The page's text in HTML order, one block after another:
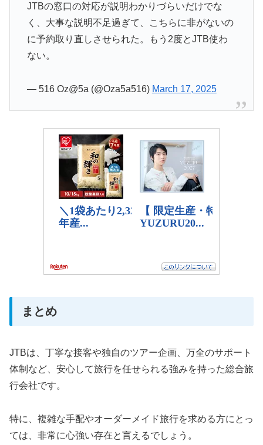
JTBの窓口の対応が説明わかりづらいだけでな
く、大事な説明不足過ぎて、こちらに非がないの
に予約取り直しさせられた。もう2度とJTB使わ
ない。
— 516 Oz@5a (@Oza5a516) March 17, 2025
まとめ
JTBは、丁寧な接客や独自のツアー企画、万全のサポート
体制など、安心して旅行を任せられる強みを持った総合旅
行会社です。
特に、複雑な手配やオーダーメイド旅行を求める方にとっ
ては、非常に心強い存在と言えるでしょう。